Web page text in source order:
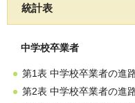
統計表
中学校卒業者
第1表 中学校卒業者の進
第2表 中学校卒業者の進